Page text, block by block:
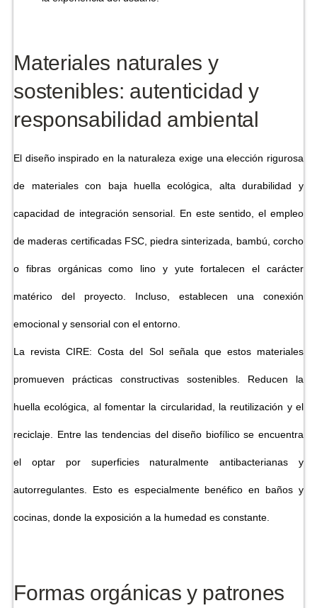
Materiales naturales y
sostenibles: autenticidad y
responsabilidad ambiental
El diseño inspirado en la naturaleza exige una elección rigurosa
de materiales con baja huella ecológica, alta durabilidad y
capacidad de integración sensorial. En este sentido, el empleo
de maderas certificadas FSC, piedra sinterizada, bambú, corcho
o fibras orgánicas como lino y yute fortalecen el carácter
matérico del proyecto. Incluso, establecen una conexión
emocional y sensorial con el entorno.
La revista CIRE: Costa del Sol señala que estos materiales
promueven prácticas constructivas sostenibles. Reducen la
huella ecológica, al fomentar la circularidad, la reutilización y el
reciclaje. Entre las tendencias del diseño biofílico se encuentra
el optar por superficies naturalmente antibacterianas y
autorregulantes. Esto es especialmente benéfico en baños y
cocinas, donde la exposición a la humedad es constante.
Formas orgánicas y patrones